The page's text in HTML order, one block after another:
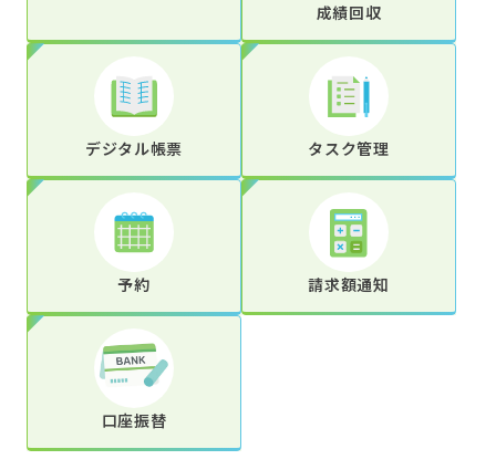
成績回収
デジタル帳票 タスク管理
予約 請求額通知
口座振替